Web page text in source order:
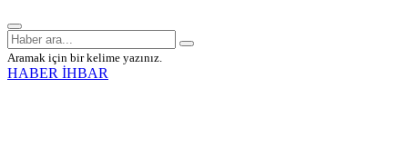
Aramak için bir kelime yazınız.
HABER İHBAR